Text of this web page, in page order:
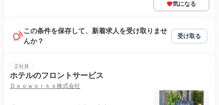
気になる
この条件を保存して、新着求人を受け取りませ
んか？
受け取る
正社員
ホテルのフロントサービス
Ｄｅｏｗｏｒｋｓ株式会社